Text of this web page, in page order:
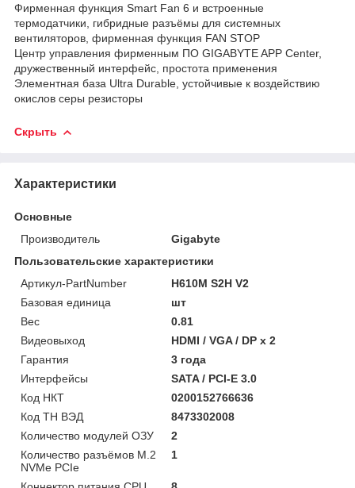
Фирменная функция Smart Fan 6 и встроенные
термодатчики, гибридные разъёмы для системных
вентиляторов, фирменная функция FAN STOP
Центр управления фирменным ПО GIGABYTE APP Center,
дружественный интерфейс, простота применения
Элементная база Ultra Durable, устойчивые к воздействию
окислов серы резисторы
Скрыть
Характеристики
Основные
Производитель
Gigabyte
Пользовательские характеристики
Артикул-PartNumber
H610M S2H V2
Базовая единица
шт
Вес
0.81
Видеовыход
HDMI / VGA / DP x 2
Гарантия
3 года
Интерфейсы
SATA / PCI-E 3.0
Код НКТ
0200152766636
Код ТН ВЭД
8473302008
Количество модулей ОЗУ
2
Количество разъёмов M.2
NVMe PCIe
1